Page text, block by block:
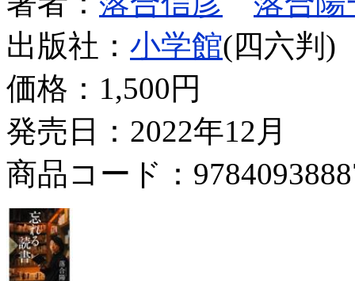
出版社： 小学館(四六判)
価格： 1,500円
発売日：2022年12月
商品コード：